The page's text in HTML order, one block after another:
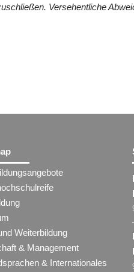
Versehentliche
Weiterbildung
& Management
& Internationales